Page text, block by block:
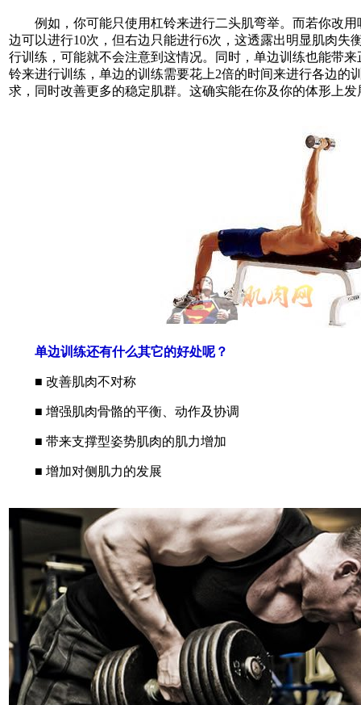
例如，你可能只使用杠铃来进行二头肌弯举。而若你改用
边可以进行10次，但右边只能进行6次，这透露出明显肌肉失
行训练，可能就不会注意到这情况。同时，单边训练也能带
铃来进行训练，单边的训练需要花上2倍的时间来进行各边的
求，同时改善更多的稳定肌群。这确实能在你及你的体形上
单边训练还有什么其它的好处呢？
■ 改善肌肉不对称
■ 增强肌肉骨骼的平衡、动作及协调
■ 带来支撑型姿势肌肉的肌力增加
■ 增加对侧肌力的发展